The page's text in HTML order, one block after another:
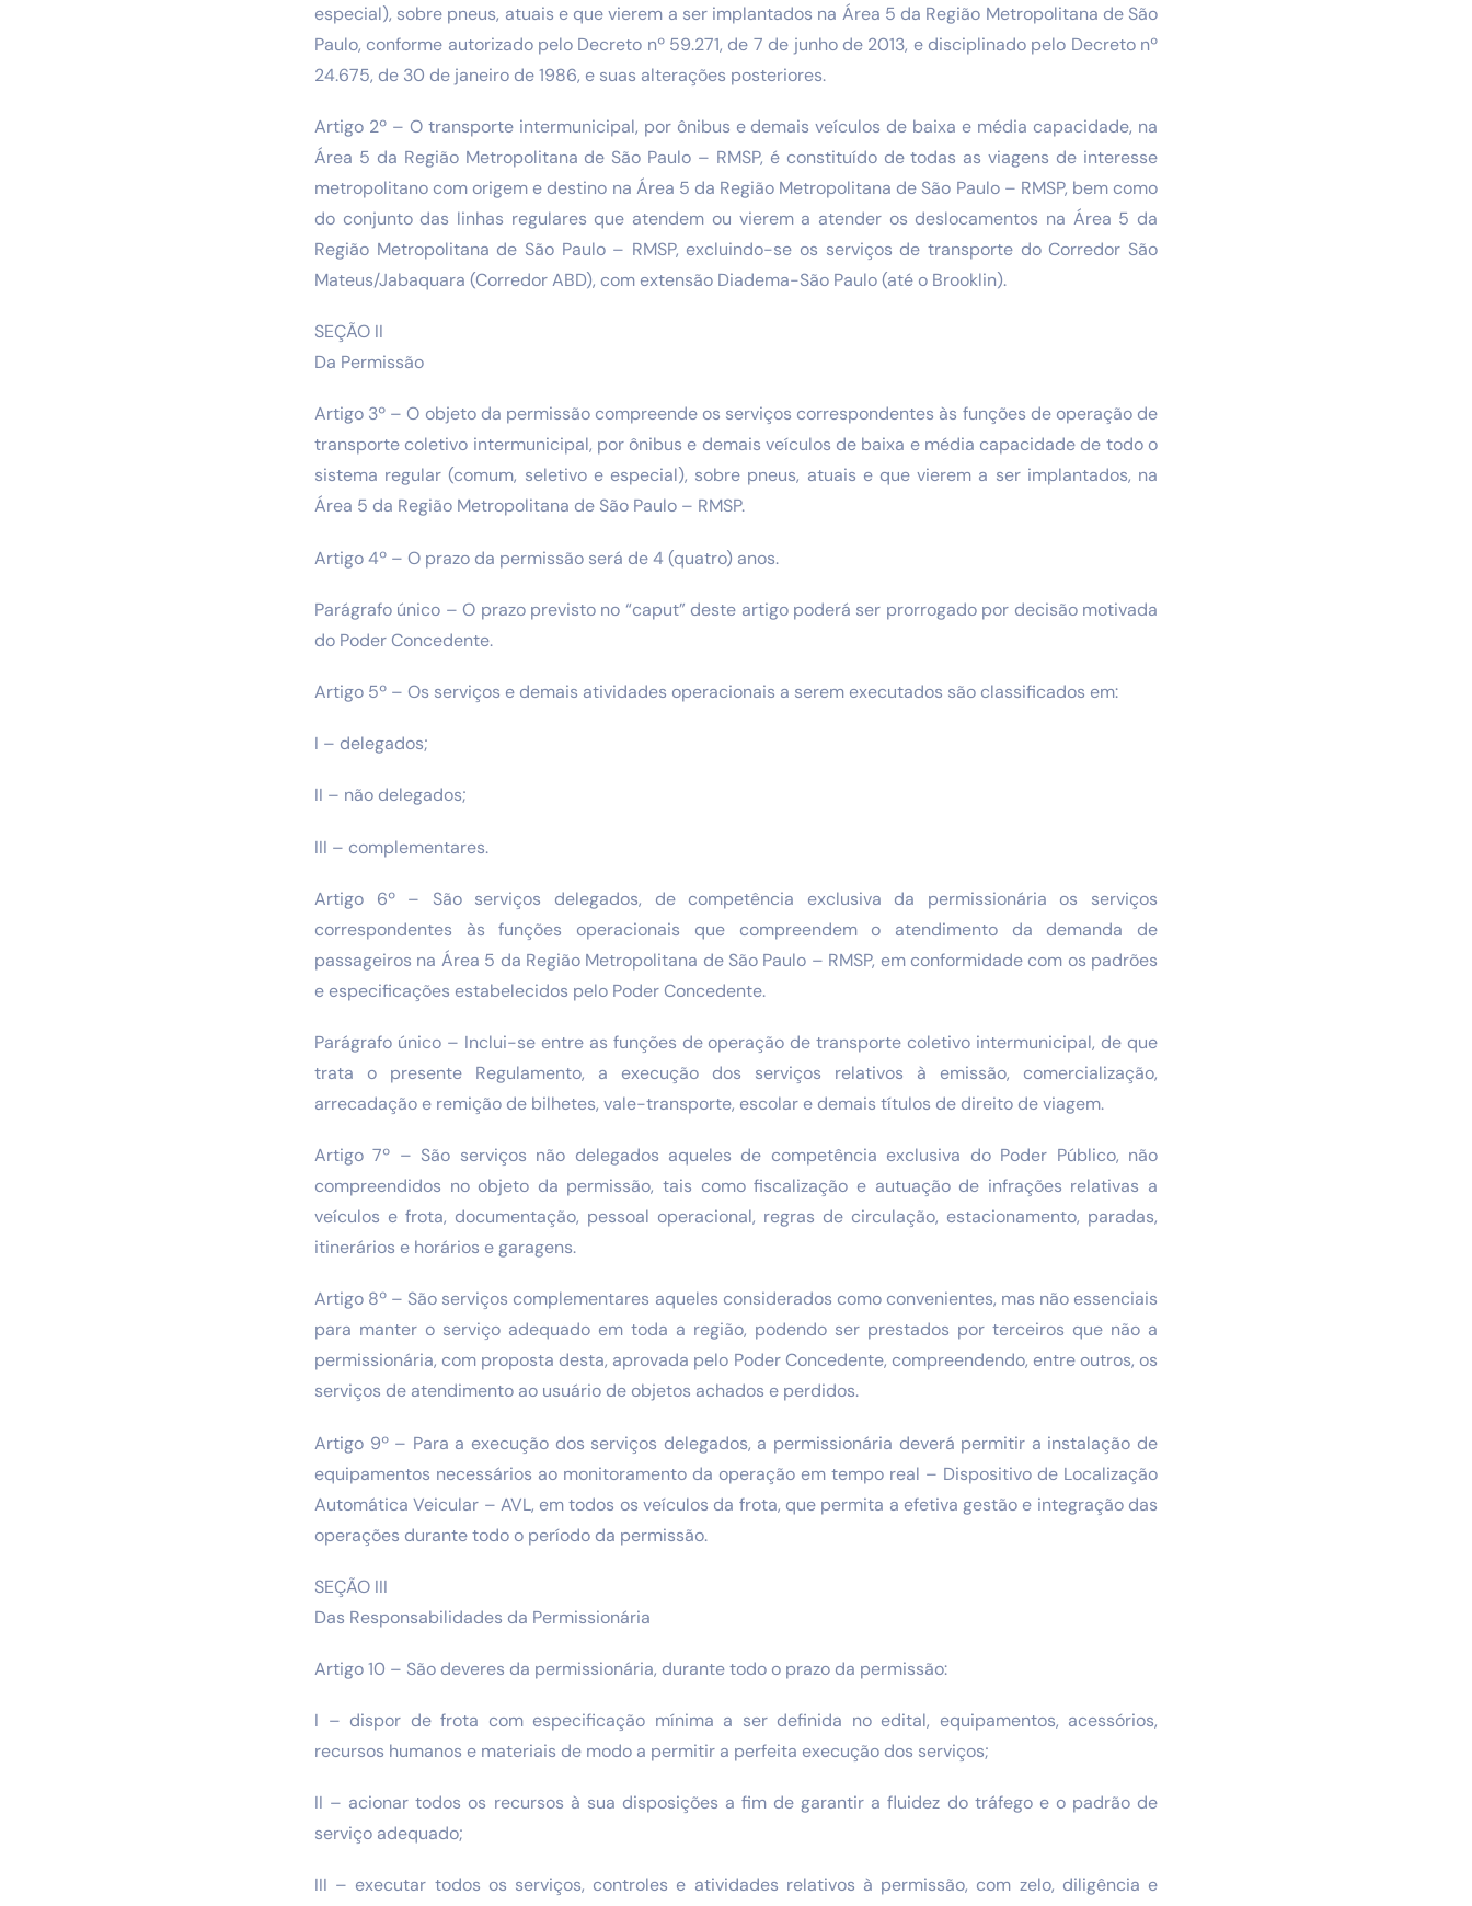
especial), sobre pneus, atuais e que vierem a ser implantados na Área 5 da Região Metropolitana de São
Paulo, conforme autorizado pelo Decreto nº 59.271, de 7 de junho de 2013, e disciplinado pelo Decreto nº
24.675, de 30 de janeiro de 1986, e suas alterações posteriores.
Artigo 2º – O transporte intermunicipal, por ônibus e demais veículos de baixa e média capacidade, na
Área 5 da Região Metropolitana de São Paulo – RMSP, é constituído de todas as viagens de interesse
metropolitano com origem e destino na Área 5 da Região Metropolitana de São Paulo – RMSP, bem como
do conjunto das linhas regulares que atendem ou vierem a atender os deslocamentos na Área 5 da
Região Metropolitana de São Paulo – RMSP, excluindo-se os serviços de transporte do Corredor São
Mateus/Jabaquara (Corredor ABD), com extensão Diadema-São Paulo (até o Brooklin).
SEÇÃO II
Da Permissão
Artigo 3º – O objeto da permissão compreende os serviços correspondentes às funções de operação de
transporte coletivo intermunicipal, por ônibus e demais veículos de baixa e média capacidade de todo o
sistema regular (comum, seletivo e especial), sobre pneus, atuais e que vierem a ser implantados, na
Área 5 da Região Metropolitana de São Paulo – RMSP.
Artigo 4º – O prazo da permissão será de 4 (quatro) anos.
Parágrafo único – O prazo previsto no “caput” deste artigo poderá ser prorrogado por decisão motivada
do Poder Concedente.
Artigo 5º – Os serviços e demais atividades operacionais a serem executados são classificados em:
I – delegados;
II – não delegados;
III – complementares.
Artigo 6º – São serviços delegados, de competência exclusiva da permissionária os serviços
correspondentes às funções operacionais que compreendem o atendimento da demanda de
passageiros na Área 5 da Região Metropolitana de São Paulo – RMSP, em conformidade com os padrões
e especificações estabelecidos pelo Poder Concedente.
Parágrafo único – Inclui-se entre as funções de operação de transporte coletivo intermunicipal, de que
trata o presente Regulamento, a execução dos serviços relativos à emissão, comercialização,
arrecadação e remição de bilhetes, vale-transporte, escolar e demais títulos de direito de viagem.
Artigo 7º – São serviços não delegados aqueles de competência exclusiva do Poder Público, não
compreendidos no objeto da permissão, tais como fiscalização e autuação de infrações relativas a
veículos e frota, documentação, pessoal operacional, regras de circulação, estacionamento, paradas,
itinerários e horários e garagens.
Artigo 8º – São serviços complementares aqueles considerados como convenientes, mas não essenciais
para manter o serviço adequado em toda a região, podendo ser prestados por terceiros que não a
permissionária, com proposta desta, aprovada pelo Poder Concedente, compreendendo, entre outros, os
serviços de atendimento ao usuário de objetos achados e perdidos.
Artigo 9º – Para a execução dos serviços delegados, a permissionária deverá permitir a instalação de
equipamentos necessários ao monitoramento da operação em tempo real – Dispositivo de Localização
Automática Veicular – AVL, em todos os veículos da frota, que permita a efetiva gestão e integração das
operações durante todo o período da permissão.
SEÇÃO III
Das Responsabilidades da Permissionária
Artigo 10 – São deveres da permissionária, durante todo o prazo da permissão:
I – dispor de frota com especificação mínima a ser definida no edital, equipamentos, acessórios,
recursos humanos e materiais de modo a permitir a perfeita execução dos serviços;
II – acionar todos os recursos à sua disposições a fim de garantir a fluidez do tráfego e o padrão de
serviço adequado;
III – executar todos os serviços, controles e atividades relativos à permissão, com zelo, diligência e